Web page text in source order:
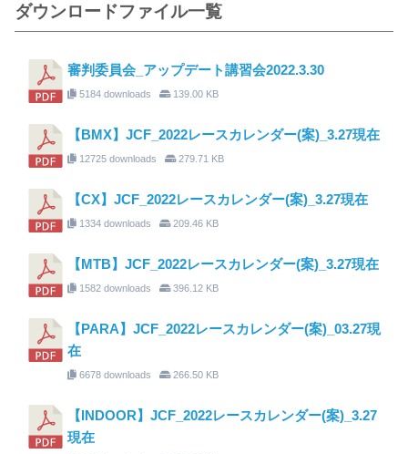
ダウンロードファイル一覧
審判委員会_アップデート講習会2022.3.30
5184 downloads 139.00 KB
【BMX】JCF_2022レースカレンダー(案)_3.27現在
12725 downloads 279.71 KB
【CX】JCF_2022レースカレンダー(案)_3.27現在
1334 downloads 209.46 KB
【MTB】JCF_2022レースカレンダー(案)_3.27現在
1582 downloads 396.12 KB
【PARA】JCF_2022レースカレンダー(案)_03.27現
在
6678 downloads 266.50 KB
【INDOOR】JCF_2022レースカレンダー(案)_3.27
現在